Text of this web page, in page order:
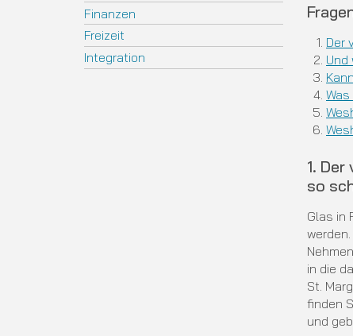
Finanzen
Freizeit
Integration
Der
1.
so
Glas in
in die
St.
finden
und